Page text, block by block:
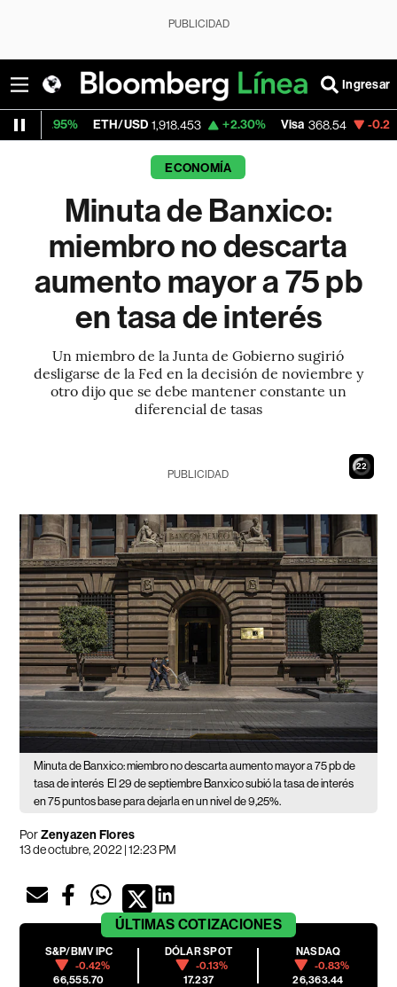
PUBLICIDAD
Ingresar
ETH/USD 1,918.453 +2.30% Visa 368.54 -0.28%
ECONOMÍA
Minuta de Banxico:
miembro no descarta
aumento mayor a 75 pb
en tasa de interés
Un miembro de la Junta de Gobierno sugirió
desligarse de la Fed en la decisión de noviembre y
otro dijo que se debe mantener constante un
diferencial de tasas
21
PUBLICIDAD
Minuta de Banxico: miembro no descarta aumento mayor a 75 pb de
tasa de interés El 29 de septiembre Banxico subió la tasa de interés
en 75 puntos base para dejarla en un nivel de 9,25%.
PorZenyazen Flores
13 de octubre, 2022 | 12:23 PM
ÚLTIMAS COTIZACIONES
S&P/BMV IPC
-0.42%
66,555.70
DÓLAR SPOT
-0.13%
17.237
NASDAQ
-0.83%
26,363.44